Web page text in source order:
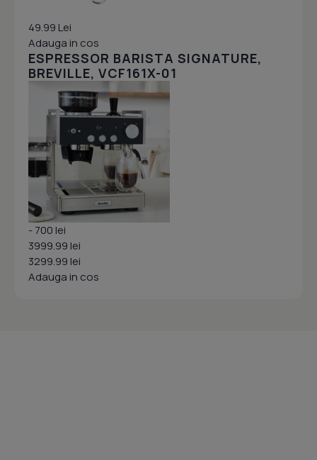
49.99 Lei
Adauga in cos
ESPRESSOR BARISTA SIGNATURE,
BREVILLE, VCF161X-01
- 700 lei
3999.99 lei
3299.99 lei
Adauga in cos